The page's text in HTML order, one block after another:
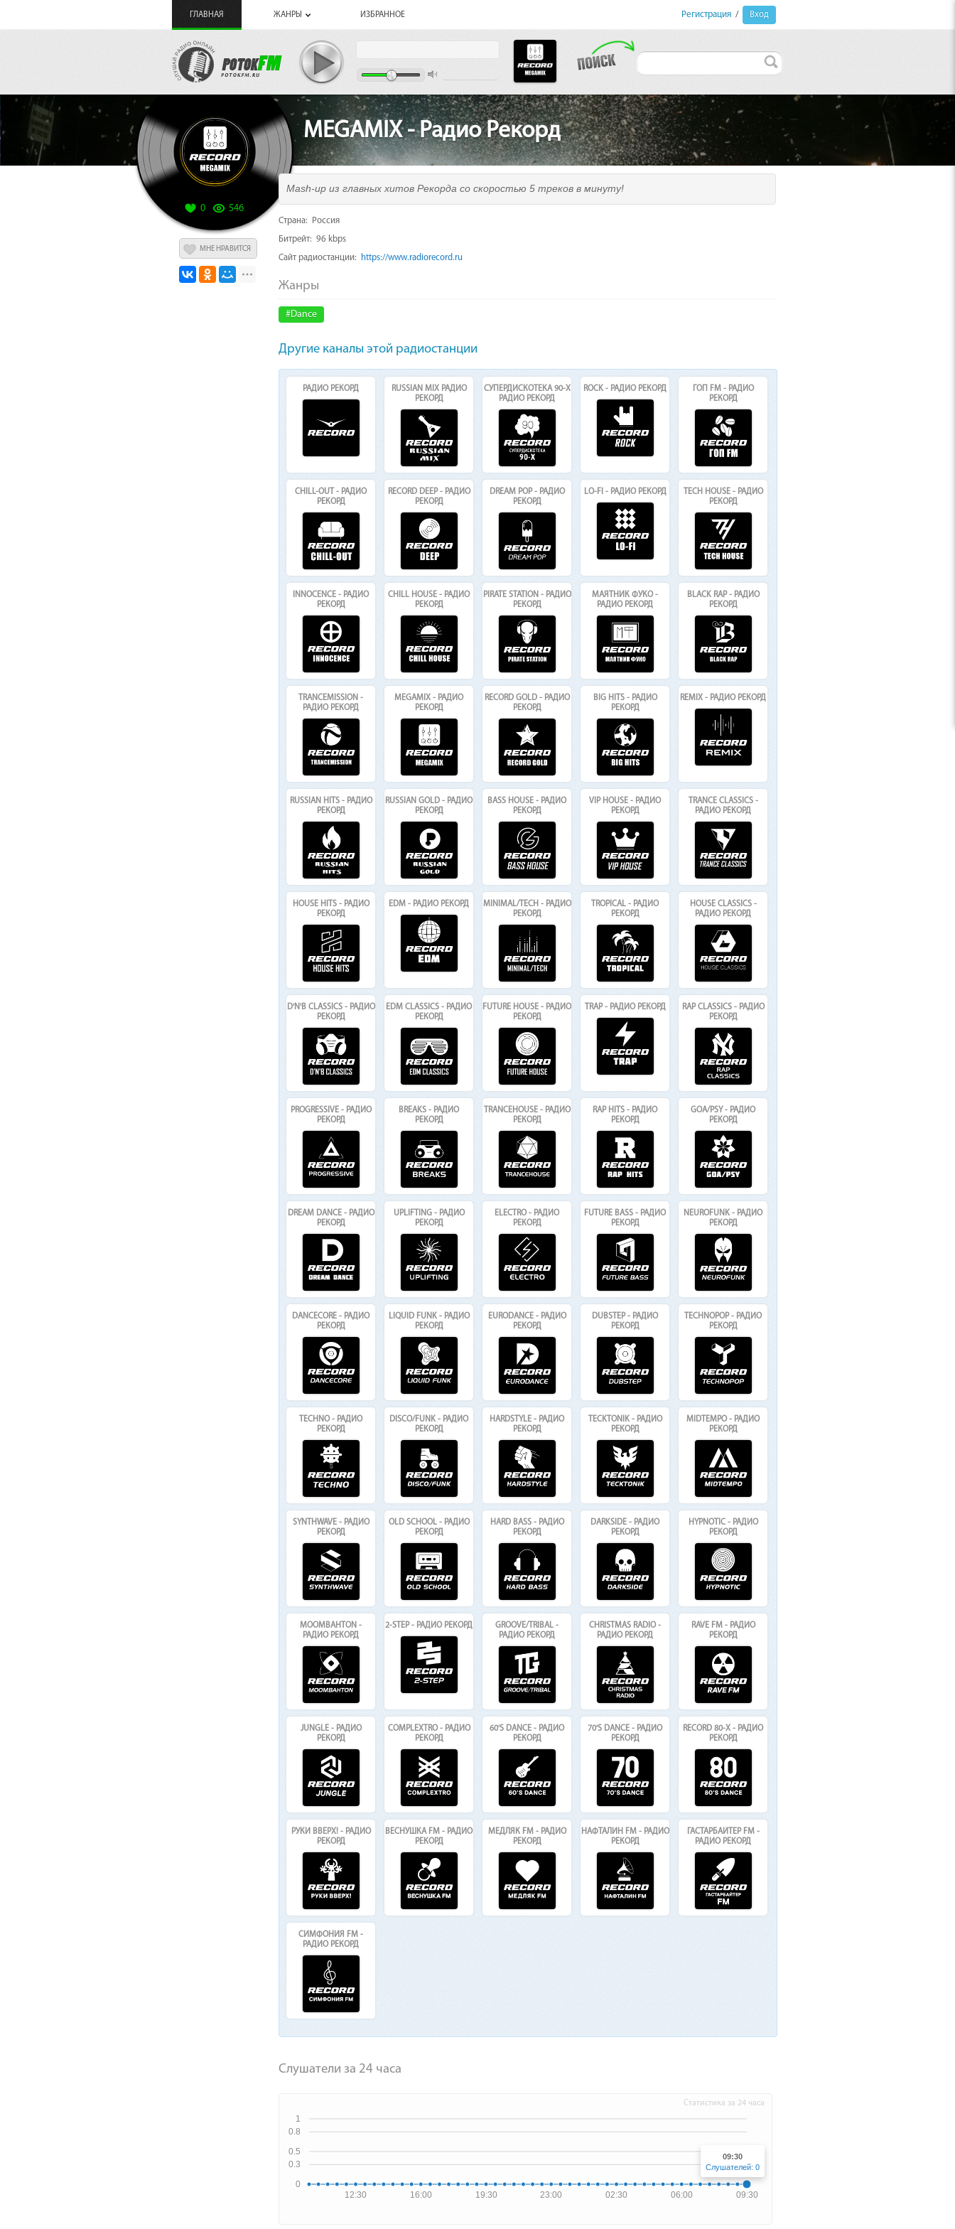
ГЛАВНАЯ ЖАНРЫ ИЗБРАННОЕ Регистрация / Вход
MEGAMIX - Радио Рекорд
0 546
МНЕ НРАВИТСЯ
Mash-up из главных хитов Рекорда со скоростью 5 треков в минуту!
Страна: Россия
Битрейт: 96 kbps
Cайт радиостанции:
https://www.radiorecord.ru
#Dance
Другие каналы этой радиостанции
РАДИО РЕКОРД
RUSSIAN MIX РАДИО
РЕКОРД
СУПЕРДИСКОТЕКА 90-Х
РАДИО РЕКОРД
ROCK - РАДИО РЕКОРД
ГОП FM - РАДИО
РЕКОРД
CHILL-OUT - РАДИО
РЕКОРД
RECORD DEEP - РАДИО
РЕКОРД
DREAM POP - РАДИО
РЕКОРД
LO-FI - РАДИО РЕКОРД
TECH HOUSE - РАДИО
РЕКОРД
INNOCENCE - РАДИО
РЕКОРД
CHILL HOUSE - РАДИО
РЕКОРД
PIRATE STATION - РАДИО
РЕКОРД
МАЯТНИК ФУКО -
РАДИО РЕКОРД
BLACK RAP - РАДИО
РЕКОРД
TRANCEMISSION -
РАДИО РЕКОРД
MEGAMIX - РАДИО
РЕКОРД
RECORD GOLD - РАДИО
РЕКОРД
BIG HITS - РАДИО
РЕКОРД
REMIX - РАДИО РЕКОРД
RUSSIAN HITS - РАДИО
РЕКОРД
RUSSIAN GOLD - РАДИО
РЕКОРД
BASS HOUSE - РАДИО
РЕКОРД
VIP HOUSE - РАДИО
РЕКОРД
TRANCE CLASSICS -
РАДИО РЕКОРД
HOUSE HITS - РАДИО
РЕКОРД
EDM - РАДИО РЕКОРД
MINIMAL/TECH - РАДИО
РЕКОРД
TROPICAL - РАДИО
РЕКОРД
HOUSE CLASSICS -
РАДИО РЕКОРД
D'N'B CLASSICS - РАДИО
РЕКОРД
EDM CLASSICS - РАДИО
РЕКОРД
FUTURE HOUSE - РАДИО
РЕКОРД
TRAP - РАДИО РЕКОРД
RAP CLASSICS - РАДИО
РЕКОРД
PROGRESSIVE - РАДИО
РЕКОРД
BREAKS - РАДИО
РЕКОРД
TRANCEHOUSE - РАДИО
РЕКОРД
RAP HITS - РАДИО
РЕКОРД
GOA/PSY - РАДИО
РЕКОРД
DREAM DANCE - РАДИО
РЕКОРД
UPLIFTING - РАДИО
РЕКОРД
ELECTRO - РАДИО
РЕКОРД
FUTURE BASS - РАДИО
РЕКОРД
NEUROFUNK - РАДИО
РЕКОРД
DANCECORE - РАДИО
РЕКОРД
LIQUID FUNK - РАДИО
РЕКОРД
EURODANCE - РАДИО
РЕКОРД
DUBSTEP - РАДИО
РЕКОРД
TECHNOPOP - РАДИО
РЕКОРД
TECHNO - РАДИО
РЕКОРД
DISCO/FUNK - РАДИО
РЕКОРД
HARDSTYLE - РАДИО
РЕКОРД
TECKTONIK - РАДИО
РЕКОРД
MIDTEMPO - РАДИО
РЕКОРД
SYNTHWAVE - РАДИО
РЕКОРД
OLD SCHOOL - РАДИО
РЕКОРД
HARD BASS - РАДИО
РЕКОРД
DARKSIDE - РАДИО
РЕКОРД
HYPNOTIC - РАДИО
РЕКОРД
MOOMBAHTON -
РАДИО РЕКОРД
2-STEP - РАДИО РЕКОРД
GROOVE/TRIBAL -
РАДИО РЕКОРД
CHRISTMAS RADIO -
РАДИО РЕКОРД
RAVE FM - РАДИО
РЕКОРД
JUNGLE - РАДИО
РЕКОРД
COMPLEXTRO - РАДИО
РЕКОРД
60'S DANCE - РАДИО
РЕКОРД
70'S DANCE - РАДИО
РЕКОРД
RECORD 80-Х - РАДИО
РЕКОРД
РУКИ ВВЕРХ! - РАДИО
РЕКОРД
ВЕСНУШКА FM - РАДИО
РЕКОРД
МЕДЛЯК FM - РАДИО
РЕКОРД
НАФТАЛИН FM - РАДИО
РЕКОРД
ГАСТАРБАЙТЕР FM -
РАДИО РЕКОРД
СИМФОНИЯ FM -
РАДИО РЕКОРД
Слушатели за 24 часа
Статистика за 24 часа
0
0.3
0.5
0.8
1
09:30
06:00
02:30
23:00
19:30
16:00
12:30
09:30
Слушателей: 0